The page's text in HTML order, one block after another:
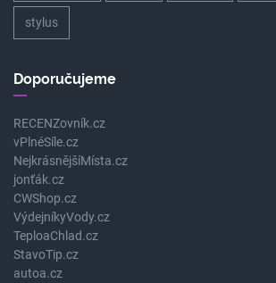
stylus
Doporučujeme
RECENZovník.cz
vPlnéSíle.cz
NejkrásnějšíMísta.cz
jonťák.cz
CWShop.cz
VýdejníkyVody.cz
TeploaChlad.cz
StavoTip.cz
autoa.cz